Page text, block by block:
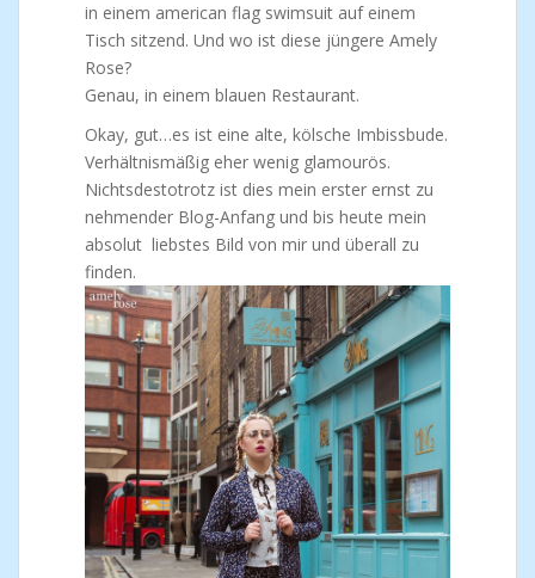
in einem american flag swimsuit auf einem
Tisch sitzend. Und wo ist diese jüngere Amely
Rose?
Genau, in einem blauen Restaurant.
Okay, gut…es ist eine alte, kölsche Imbissbude.
Verhältnismäßig eher wenig glamourös.
Nichtsdestotrotz ist dies mein erster ernst zu
nehmender Blog-Anfang und bis heute mein
absolut liebstes Bild von mir und überall zu
finden.